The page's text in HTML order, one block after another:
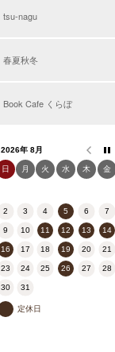
tsu-nagu
春夏秋冬
Book Cafe くらぼ
2026年 8月
日 月 火 水 木 金
2 3 4 5 6 7
9 10 11 12 13 14
16 17 18 19 20 21
23 24 25 26 27 28
30 31
定休日